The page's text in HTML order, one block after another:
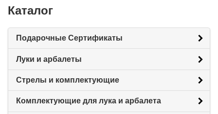
Каталог
Подарочные Сертификаты
Луки и арбалеты
Стрелы и комплектующие
Комплектующие для лука и арбалета